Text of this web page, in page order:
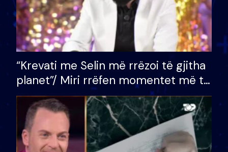
“Krevati me Selin më rrëzoi të gjitha
planet”/ Miri rrëfen momentet më të
bukura në shtëpinë e BB VIP: Do më
mungojë zilja e mëngjesit kur…